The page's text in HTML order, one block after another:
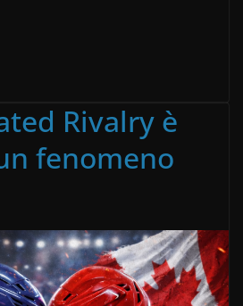
Rivalry è
fenomeno